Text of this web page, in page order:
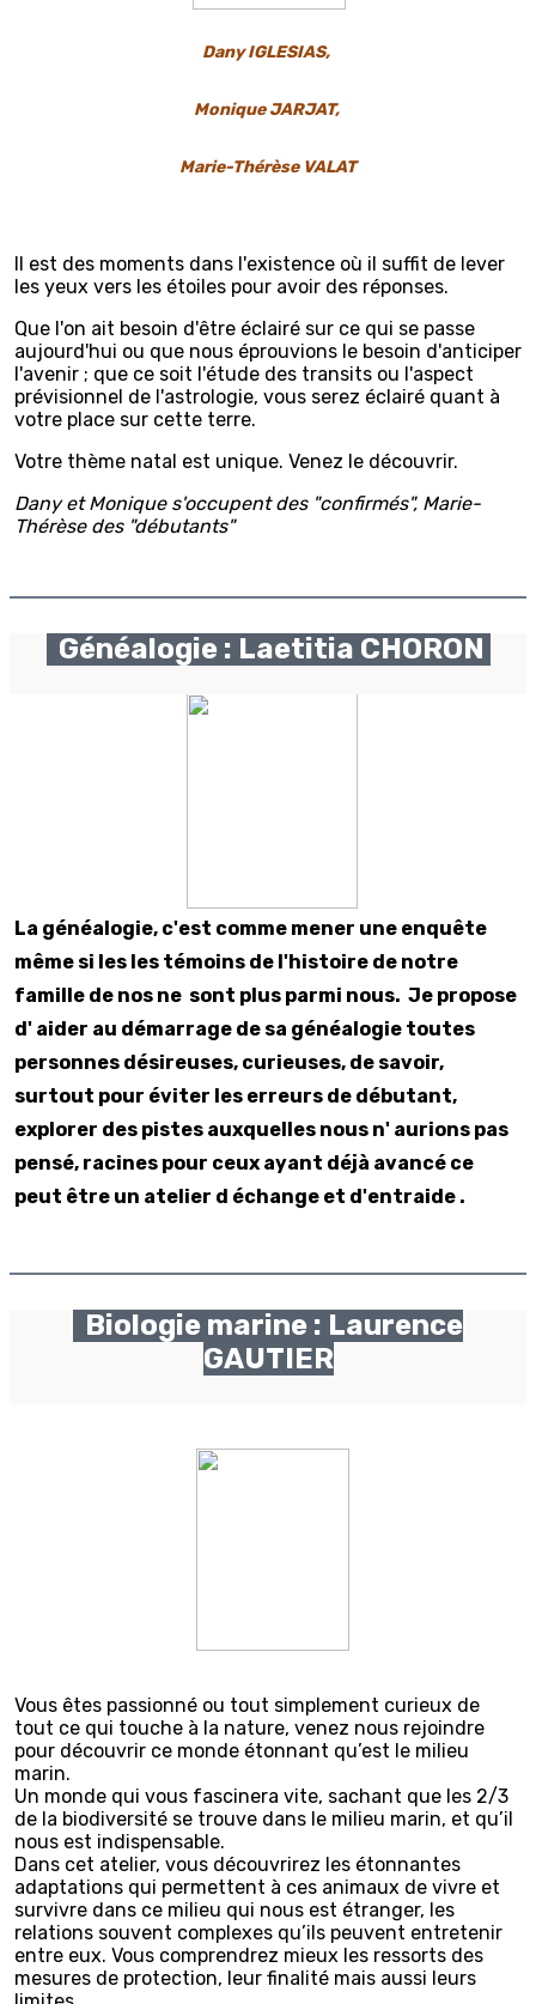
Dany IGLESIAS,
Monique JARJAT,
Marie-Thérèse VALAT
Il est des moments dans l'existence où il suffit de lever
les yeux vers les étoiles pour avoir des réponses.
Que l'on ait besoin d'être éclairé sur ce qui se passe
aujourd'hui ou que nous éprouvions le besoin d'anticiper
l'avenir ; que ce soit l'étude des transits ou l'aspect
prévisionnel de l'astrologie, vous serez éclairé quant à
votre place sur cette terre.
Votre thème natal est unique. Venez le découvrir.
Dany et Monique s'occupent des "confirmés", Marie-
Thérèse des "débutants"
Généalogie : Laetitia CHORON
La généalogie, c'est comme mener une enquête
même si les les témoins de l'histoire de notre
famille de nos ne sont plus parmi nous. Je propose
d' aider au démarrage de sa généalogie toutes
personnes désireuses, curieuses, de savoir,
surtout pour éviter les erreurs de débutant,
explorer des pistes auxquelles nous n' aurions pas
pensé, racines pour ceux ayant déjà avancé ce
peut être un atelier d échange et d'entraide .
Biologie marine : Laurence
GAUTIER
Vous êtes passionné ou tout simplement curieux de
tout ce qui touche à la nature, venez nous rejoindre
pour découvrir ce monde étonnant qu’est le milieu
marin.
Un monde qui vous fascinera vite, sachant que les 2/3
de la biodiversité se trouve dans le milieu marin, et qu’il
nous est indispensable.
Dans cet atelier, vous découvrirez les étonnantes
adaptations qui permettent à ces animaux de vivre et
survivre dans ce milieu qui nous est étranger, les
relations souvent complexes qu’ils peuvent entretenir
entre eux. Vous comprendrez mieux les ressorts des
mesures de protection, leur finalité mais aussi leurs